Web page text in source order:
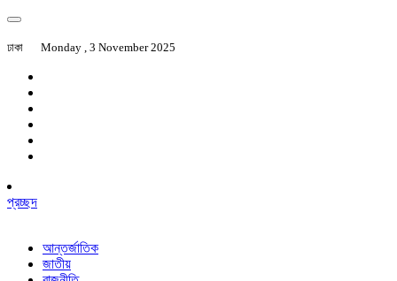
ঢাকা Monday , 3 November 2025
প্রচ্ছদ
আন্তর্জাতিক
জাতীয়